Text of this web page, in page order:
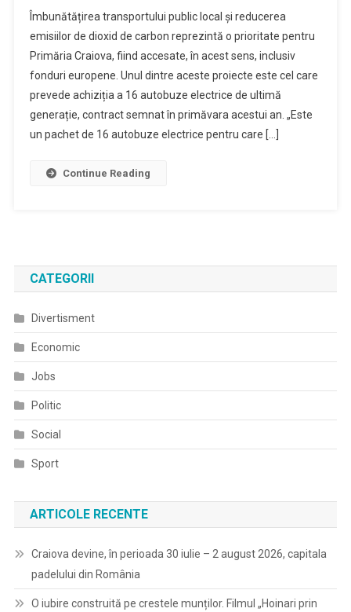
75
Milioane
De
Euro
Din
Fonduri
Europene,
Îmbunătățirea transportului public local şi reducerea
emisiilor de dioxid de carbon reprezintă o prioritate pentru
Primăria Craiova, fiind accesate, în acest sens, inclusiv
fonduri europene. Unul dintre aceste proiecte este cel care
prevede achiziția a 16 autobuze electrice de ultimă
generație, contract semnat în primăvara acestui an. „Este
un pachet de 16 autobuze electrice pentru care […]
Continue Reading
CATEGORII
Divertisment
Economic
Jobs
Politic
Social
Sport
ARTICOLE RECENTE
Craiova devine, în perioada 30 iulie – 2 august 2026, capitala
padelului din România
O iubire construită pe crestele munților. Filmul „Hoinari prin